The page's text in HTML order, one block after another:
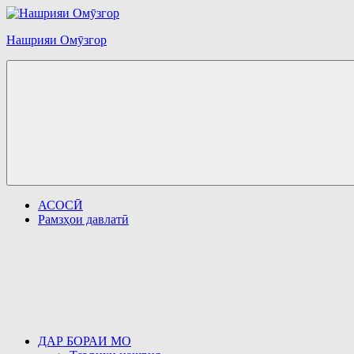
Перейти
содержимому
Нашрияи Омӯзгор
АСОСӢ
Рамзҳои давлатӣ
ДАР БОРАИ МО